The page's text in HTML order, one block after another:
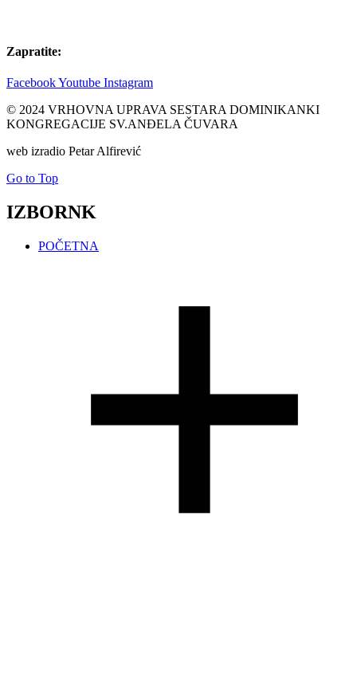
Zapratite:
FacebookYoutube Instagram
© 2024 VRHOVNA UPRAVA SESTARA DOMINIKANKI
KONGREGACIJE SV.ANĐELA ČUVARA
web izradio Petar Alfirević
Go to Top
IZBORNK
POČETNA